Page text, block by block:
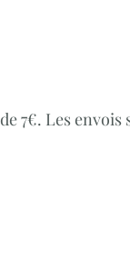
7€. Les envois